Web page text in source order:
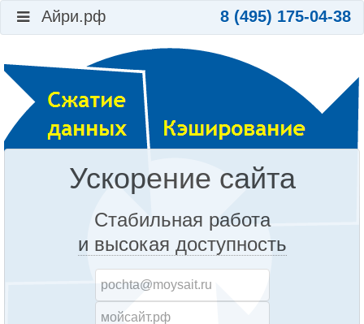
Айри.рф 8 (495) 175-04-38
Ускорение сайта
Стабильная работа
и высокая доступность